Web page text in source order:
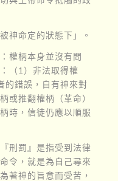
神命定的狀態下」。
權柄本身並沒有問
（1）非法取得權
的錯誤，自有神來對
或推翻權柄（革命）
時，信徒仍應以順服
刑罰』是指受到法律
令，就是為自己尋來
著神的旨意而受苦，